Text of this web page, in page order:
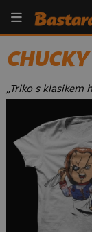
CHUCKY
„Triko s klasikem